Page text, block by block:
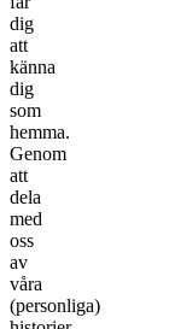
dig
att
känna
dig
som
hemma.
Genom
att
dela
med
oss
av
våra
(personliga)